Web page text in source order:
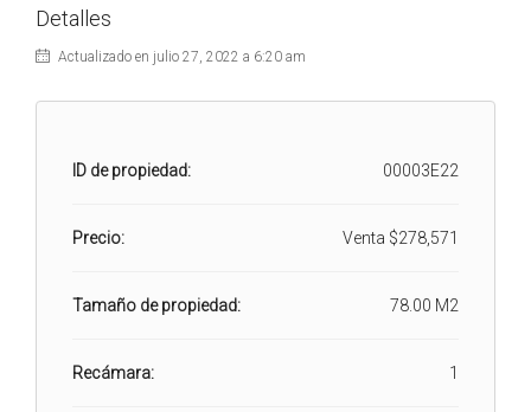
Detalles
Actualizado en julio 27, 2022 a 6:20 am
ID de propiedad: 00003E22
Precio: Venta $278,571
Tamaño de propiedad: 78.00 M2
Recámara: 1